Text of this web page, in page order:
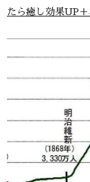
たら癒し効果UP